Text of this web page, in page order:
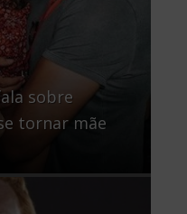
sobre
tornar mãe